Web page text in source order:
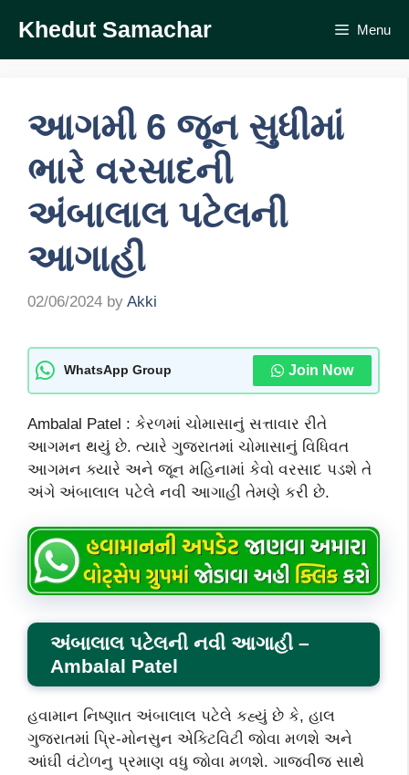
content
Khedut Samachar Menu
આગમી 6 જૂન સુધીમાં
ભારે વરસાદની
અંબાલાલ પટેલની
આગાહી
02/06/2024 by Akki
WhatsApp Group Join Now
Ambalal Patel : કેરળમાં ચોમાસાનું સત્તાવાર રીતે
આગમન થયું છે. ત્યારે ગુજરાતમાં ચોમાસાનું વિધિવત
આગમન ક્યારે અને જૂન મહિનામાં કેવો વરસાદ પડશે તે
અંગે અંબાલાલ પટેલે નવી આગાહી તેમણે કરી છે.
અંબાલાલ પટેલની નવી આગાહી –
Ambalal Patel
હવામાન નિષ્ણાત અંબાલાલ પટેલે કહ્યું છે કે, હાલ
ગુજરાતમાં પ્રિ-મોનસુન એક્ટિવિટી જોવા મળશે અને
આંઘી વંટોળનુ પ્રમાણ વધુ જોવા મળશે. ગાજવીજ સાથે